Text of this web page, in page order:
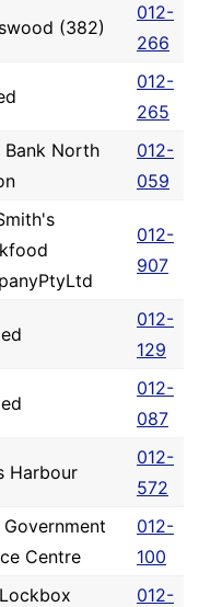
(382)
012-
266
012-
265
Bank North
012-
059
012-
907
012-
129
012-
087
Harbour
012-
572
Government
Centre
012-
100
012-